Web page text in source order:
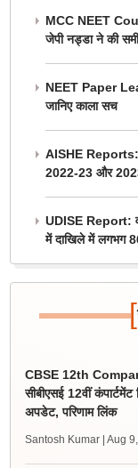
MCC NEET
जेपी नड्डा ने की
NEET Paper
जानिए काला सच
AISHE Reports:
2022-23 और
UDISE Report:
में दाखिले में लगभग
[
CBSE 12th
सीबीएसई 12वीं
अपडेट, परिणाम लिंक
Santosh Kumar | Aug